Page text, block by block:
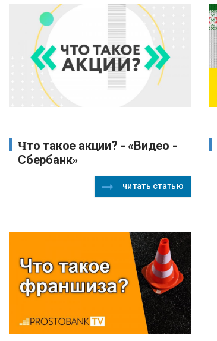
Что такое акции? - «Видео -
Сбербанк»
читать статью